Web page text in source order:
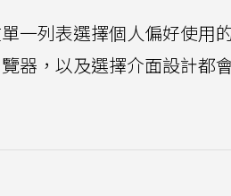
一列表選擇個人偏好使用
器，以及選擇介面設計都